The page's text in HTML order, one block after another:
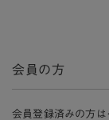
会員の方
会員登録済みの方